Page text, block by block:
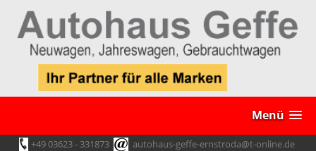
Menü
+49 03623 - 331873
autohaus-geffe-ernstroda@t-online.de